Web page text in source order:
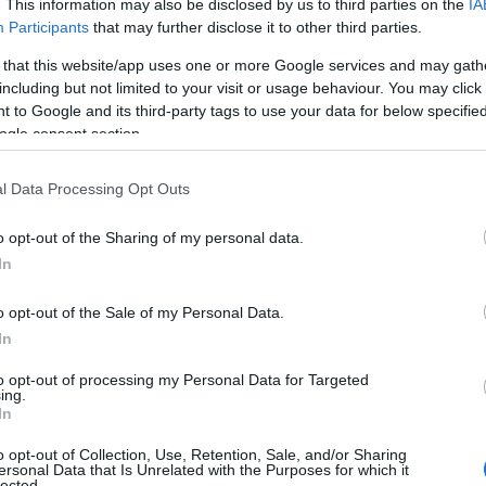
This information may also be disclosed by us to third parties on the
Participants that may further disclose it to other third parties.
that this website/app uses one or more Google services and may
but not limited to your visit or usage behaviour. You may
to Google and its third-party tags to use your data for below
consent section.
Data Processing Opt Outs
opt-out of the Sharing of my personal data.
opt-out of the Sale of my Personal Data.
opt-out of processing my Personal Data for Targeted
opt-out of Collection, Use, Retention, Sale, and/or Sharing
Data that Is Unrelated with the Purposes for which it
διευκόλυνση των οδηγών έχει προχωρήσει
φορτηγών μέγιστου επιτρεπόμενου
συγκεκριμένες ώρες της ημέρας από
Τροχαίας:
ώρα 06:00 έως 16:00, για το ρεύμα εξόδου:
Πάτρα) από τα Διόδια Ελευσίνας (Χ.Θ.
199+660) στην κατεύθυνση προς Πάτρα.
Θεσσαλονίκη-Εύζωνοι), από τον κόμβο Αγ.
μέχρι τη διασταύρωση του Μπράλου (Χ.Θ.